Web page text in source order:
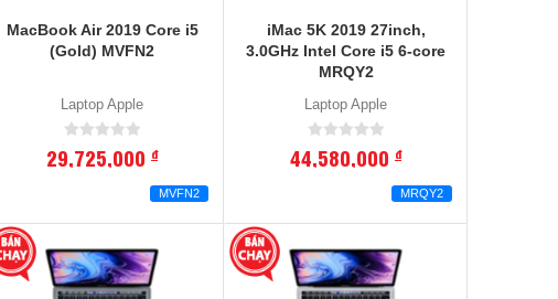
MacBook Air 2019 Core i5
(Gold) MVFN2
Laptop Apple
29,725,000 đ
MVFN2
iMac 5K 2019 27inch,
3.0GHz Intel Core i5 6-core
MRQY2
Laptop Apple
44,580,000 đ
MRQY2